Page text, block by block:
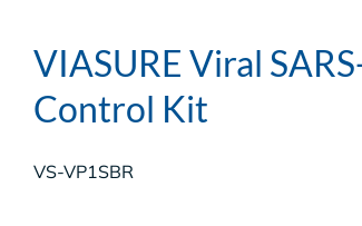
VIASURE Viral
Control Kit
VS-VP1SBR